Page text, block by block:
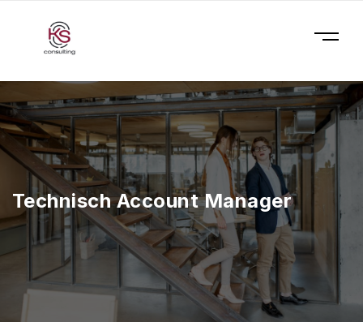
Technisch Account Manager